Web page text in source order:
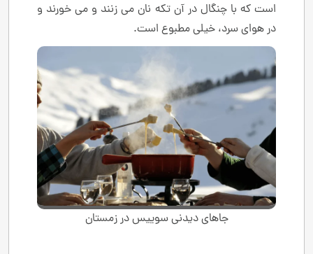
است که با چنگال در آن تکه نان می زنند و می خورند و
در هوای سرد، خیلی مطبوع است.
جاهای دیدنی سوییس در زمستان